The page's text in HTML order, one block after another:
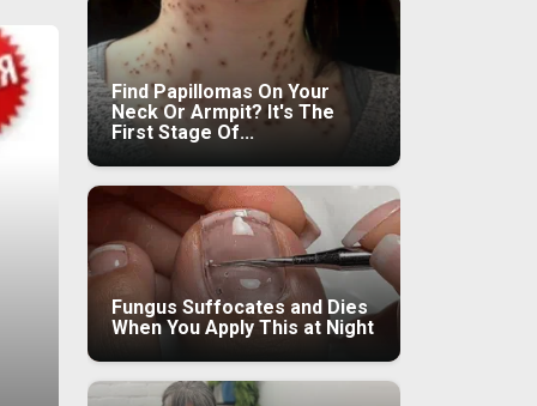
Find Papillomas On Your
Neck Or Armpit? It's The
First Stage Of...
Fungus Suffocates and Dies
When You Apply This at Night